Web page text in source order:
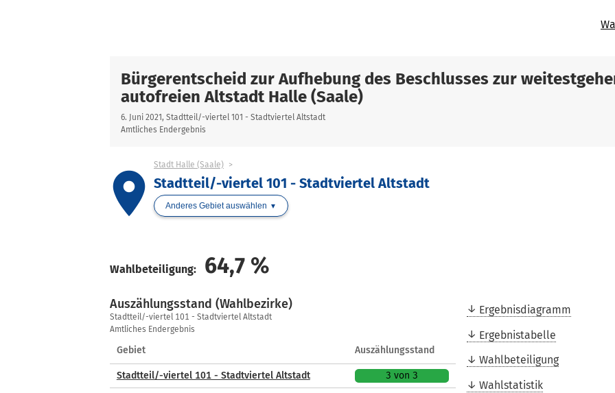
Bürgerentscheid zur Aufhebung des Beschlusses zur
autofreien Altstadt Halle (Saale)
6. Juni 2021, Stadtteil/-viertel 101 - Stadtviertel Altstadt
Amtliches Endergebnis
place
Stadt Halle (Saale)
Stadtteil/-viertel 101 - Stadtviertel Altstadt
Anderes Gebiet auswählen
Wahlbeteiligung: 64,7 %
Auszählungsstand (Wahlbezirke)
Auszählungsstand
(Wahlbezirke)
Stadtteil/-viertel 101 - Stadtviertel Altstadt
Amtliches Endergebnis
Gebiet Auszählungsstand
Stadtteil/-viertel 101 - Stadtviertel Altstadt 3 von 3
Ergebnisdiagramm
Ergebnistabelle
Wahlbeteiligung
Wahlstatistik